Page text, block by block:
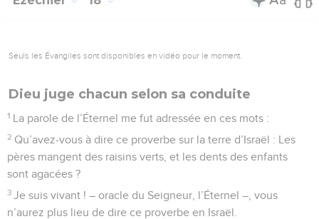
Seuls les Évangiles sont disponibles en vidéo pour le moment.
Dieu juge chacun selon sa conduite
1 La parole de l’Éternel me fut adressée en ces mots :
2 Qu’avez-vous à dire ce proverbe sur la terre d’Israël : Les
pères mangent des raisins verts, et les dents des enfants
sont agacées ?
3 Je suis vivant ! – oracle du Seigneur, l’Éternel –, vous
n’aurez plus lieu de dire ce proverbe en Israël.